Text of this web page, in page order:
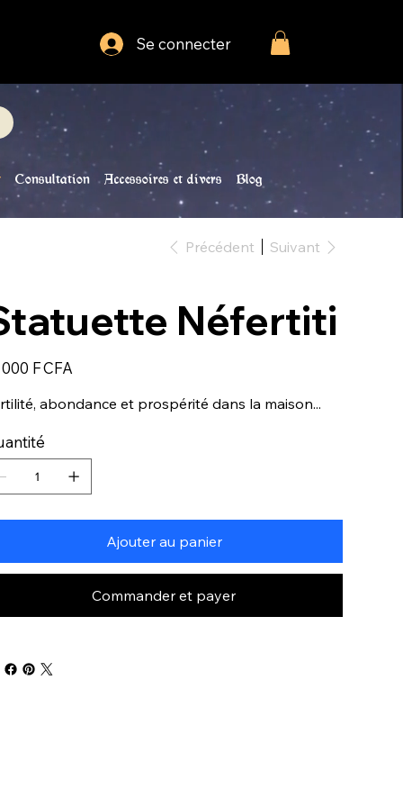
Se connecter
Précédent Suivant
Néfertiti
F CFA
abondance et prospérité dans la maison...
Ajouter au panier
Commander et payer
Consultation Accessoires et divers Blog